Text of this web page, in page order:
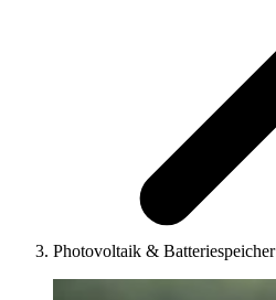
Photovoltaik & Batteriespeicher